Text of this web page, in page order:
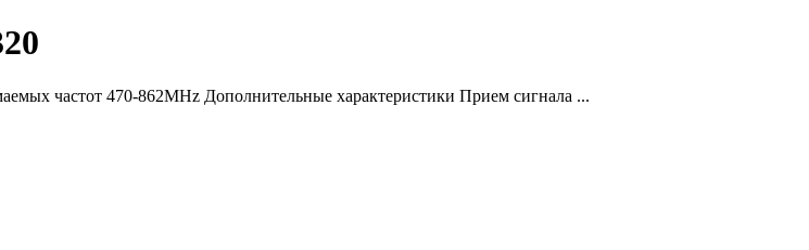
частот 470-862MHz Дополнительные характеристики Прием сигнала ...